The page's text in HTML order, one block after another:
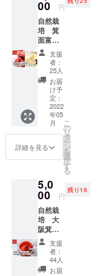
年11月
2022年
5月頃ま
で）を
数本送
らせて
いただ
きま
す。 ・
耕作放
棄地の
再生作
業の様
子 ・富
いちご
培の魅
力の解
説動画
・自然
栽培の
季節の
風景写
真 ・自
然栽培
で育っ
鉄やカ
リウム
などの
微量成
分を大
切に生
かし
た、
しっと
りタイ
プの砂
糖で
す。 ・
自然栽
培育て
られた
きさな
どの違
ります
が、全
て安心
安全な
特別な
食べ物
です。
00 円
自然栽
培 箕
面富い
ちごバ
ター１
４０ｇ
1個（送
料込）
ニュー
ジーラ
ンド産
グラス
フェッ
ドバ
牧を中
心とし
て飼育
されて
いる乳
牛から
搾られ
る生乳
が原料
です。
支援
者：
25人
お届
け予
定：
2022
年05
月
詳細を見る
こ
の
リ
タ
ー
ン
を
選
択
す
る
5,0
00 円
残り16
自然栽
培 大
阪箕面
「富い
ちご
ジャム
１４０
支援
者：
44人
お届